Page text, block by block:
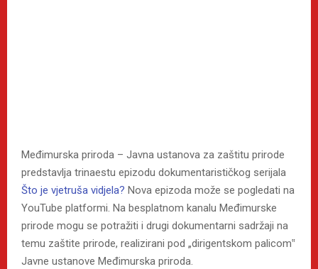
Međimurska priroda – Javna ustanova za zaštitu prirode
predstavlja trinaestu epizodu dokumentarističkog serijala
Što je vjetruša vidjela? Nova epizoda može se pogledati na
YouTube platformi. Na besplatnom kanalu Međimurske
prirode mogu se potražiti i drugi dokumentarni sadržaji na
temu zaštite prirode, realizirani pod „dirigentskom palicom‟
Javne ustanove Međimurska priroda.